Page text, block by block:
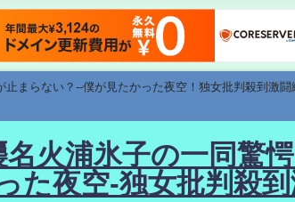
まらない？--僕が見たかった夜空！独女批判殺到激
火浦氷子の一同驚
た夜空-独女批判殺